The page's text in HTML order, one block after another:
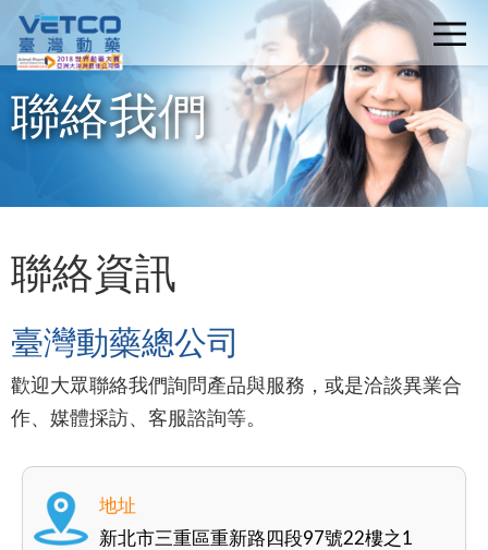
聯絡我們
聯絡資訊
臺灣動藥總公司
歡迎大眾聯絡我們詢問產品與服務，或是洽談異業合
作、媒體採訪、客服諮詢等。
地址
新北市三重區重新路四段97號22樓之1